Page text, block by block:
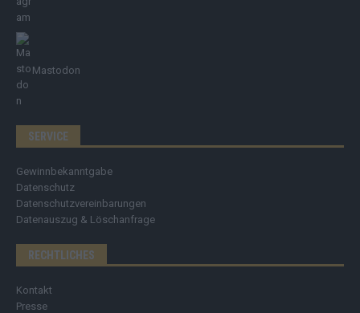
Mastodon
SERVICE
Gewinnbekanntgabe
Datenschutz
Datenschutzvereinbarungen
Datenauszug & Löschanfrage
RECHTLICHES
Kontakt
Presse